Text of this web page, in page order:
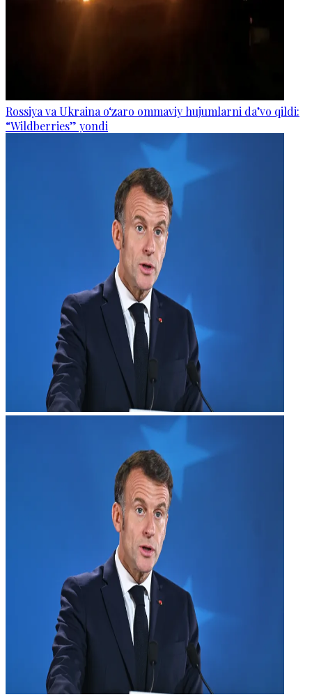
Rossiya va Ukraina o‘zaro ommaviy hujumlarni da’vo qildi:
“Wildberries” yondi